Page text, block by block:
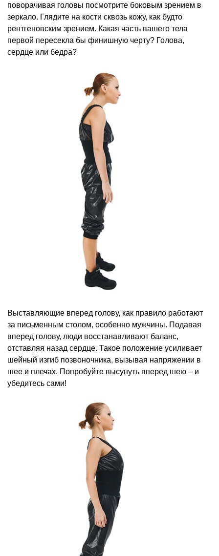
поворачивая головы посмотрите боковым зрением в
зеркало. Глядите на кости сквозь кожу, как будто
рентгеновским зрением. Какая часть вашего тела
первой пересекла бы финишную черту? Голова,
сердце или бедра?
Выставляющие вперед голову, как правило работают
за письменным столом, особенно мужчины. Подавая
вперед голову, люди восстанавливают баланс,
отставляя назад сердце. Такое положение усиливает
шейный изгиб позвоночника, вызывая напряжении в
шее и плечах. Попробуйте высунуть вперед шею – и
убедитесь сами!